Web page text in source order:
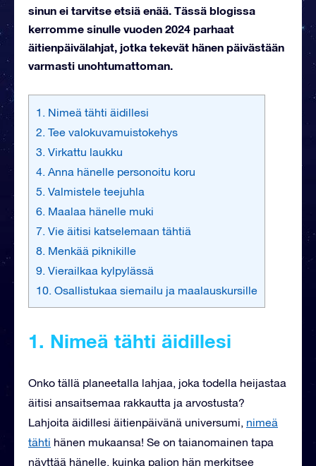
sinun ei tarvitse etsiä enää. Tässä blogissa
kerromme sinulle vuoden 2024 parhaat
äitienpäivälahjat, jotka tekevät hänen päivästään
varmasti unohtumattoman.
1. Nimeä tähti äidillesi
2. Tee valokuvamuistokehys
3. Virkattu laukku
4. Anna hänelle personoitu koru
5. Valmistele teejuhla
6. Maalaa hänelle muki
7. Vie äitisi katselemaan tähtiä
8. Menkää piknikille
9. Vierailkaa kylpylässä
10. Osallistukaa siemailu ja maalauskursille
1. Nimeä tähti äidillesi
Onko tällä planeetalla lahjaa, joka todella heijastaa
äitisi ansaitsemaa rakkautta ja arvostusta?
Lahjoita äidillesi äitienpäivänä universumi, nimeä
tähti hänen mukaansa! Se on taianomainen tapa
näyttää hänelle, kuinka paljon hän merkitsee